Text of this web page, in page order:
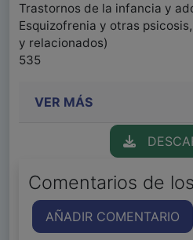
Trastornos de la infancia y
Esquizofrenia y otras
y relacionados)
535
VER MÁS
Comentarios de
AÑADIR COMENTARIO